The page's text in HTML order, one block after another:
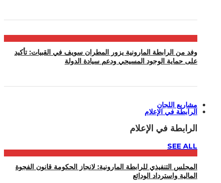
وفد من الرابطة المارونية يزور المطران سويف في القبيات: تأكيد
على حماية الوجود المسيحي ودعم سيادة الدولة
مشاريع اللجان
الرابطة في الإعلام
الرابطة في الإعلام
SEE ALL
المجلس التنفيذي للرابطة المارونية: لانجاز الحكومة قانون الفجوة
المالية واسترداد الودائع